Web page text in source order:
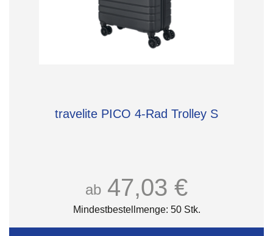
travelite PICO 4-Rad Trolley S
ab 47,03 €
Mindestbestellmenge: 50 Stk.